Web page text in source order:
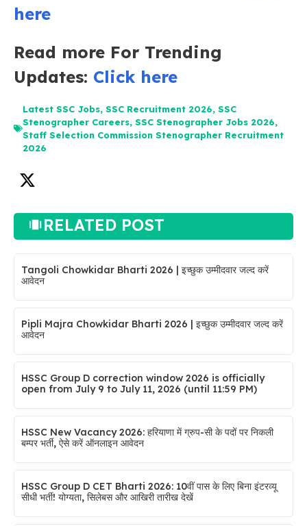
here
Read more For Trending
Updates: Click here
Latest SSC Jobs, SSC Recruitment 2026, SSC
Stenographer Careers, SSC Stenographer Jobs 2026,
Staff Selection Commission Stenographer Recruitment
2026
RELATED POST
Tangoli Chowkidar Bharti 2026 | इच्छुक उम्मीदवार जल्द करें
आवेदन
Pipli Majra Chowkidar Bharti 2026 | इच्छुक उम्मीदवार जल्द करें
आवेदन
HSSC Group D correction window 2026 is officially
open from July 9 to July 11, 2026 (until 11:59 PM)
HSSC New Vacancy 2026: हरियाणा में ग्रुप-सी के पदों पर निकली
बम्पर भर्ती, ऐसे करें ऑनलाइन आवेदन
HSSC Group D CET Bharti 2026: 10वीं पास के लिए बिना इंटरव्यू
सीधी भर्ती! योग्यता, सिलेबस और आखिरी तारीख देखें